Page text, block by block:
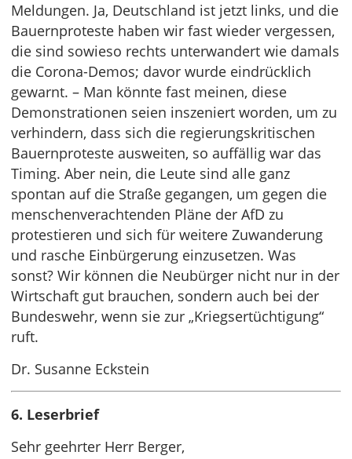
Meldungen. Ja, Deutschland ist jetzt links, und die
Bauernproteste haben wir fast wieder vergessen,
die sind sowieso rechts unterwandert wie damals
die Corona-Demos; davor wurde eindrücklich
gewarnt. – Man könnte fast meinen, diese
Demonstrationen seien inszeniert worden, um zu
verhindern, dass sich die regierungskritischen
Bauernproteste ausweiten, so auffällig war das
Timing. Aber nein, die Leute sind alle ganz
spontan auf die Straße gegangen, um gegen die
menschenverachtenden Pläne der AfD zu
protestieren und sich für weitere Zuwanderung
und rasche Einbürgerung einzusetzen. Was
sonst? Wir können die Neubürger nicht nur in der
Wirtschaft gut brauchen, sondern auch bei der
Bundeswehr, wenn sie zur „Kriegsertüchtigung“
ruft.
Dr. Susanne Eckstein
6. Leserbrief
Sehr geehrter Herr Berger,